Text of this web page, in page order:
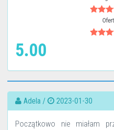
5.00
Adela / 2023-01-30
Początkowo nie miałam